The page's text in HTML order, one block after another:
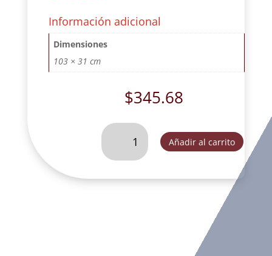
Información adicional
Dimensiones
103 × 31 cm
$345.68
SAN
ANTONIO
ORO
CM-
Añadir al carrito